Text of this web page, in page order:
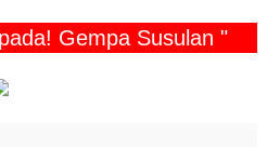
Gempa Susulan "